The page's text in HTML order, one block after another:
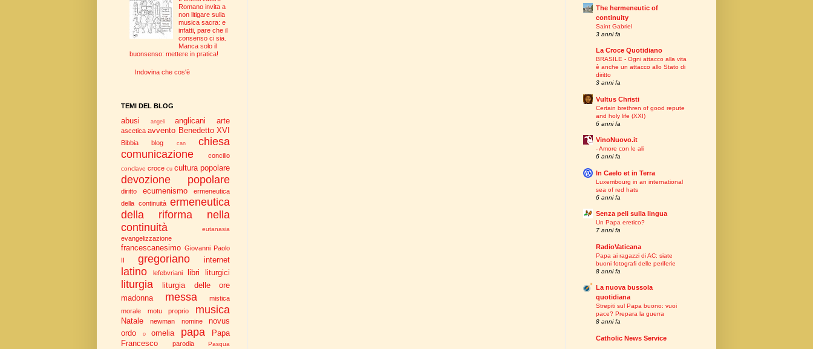
Romano invita a
non litigare sulla
musica sacra: e
infatti, pare che il
consenso ci sia.
Manca solo il
buonsenso: mettere in pratica!
Indovina che cos'è
TEMI DEL BLOG
abusi angeli anglicani arte
ascetica avvento Benedetto XVI
Bibbia blog can
chiesa
comunicazione
concilio
conclave croce cu cultura popolare
devozione popolare
diritto ecumenismo
ermeneutica
della continuità ermeneutica
della riforma nella
continuità
eutanasia
evangelizzazione
francescanesimo Giovanni Paolo
II
gregoriano internet
latino lefebvriani libri liturgici
liturgia
liturgia delle ore
madonna
messa
mistica
morale
motu proprio musica
Natale newman nomine
novus
ordo
o omelia papa
Papa
Francesco
parodia Pasqua
The hermeneutic of
continuity
Saint Gabriel
3 anni fa
La Croce Quotidiano
BRASILE - Ogni attacco alla vita
è anche un attacco allo Stato di
diritto
3 anni fa
Vultus Christi
Certain brethren of good repute
and holy life (XXI)
6 anni fa
VinoNuovo.it
- Amore con le ali
6 anni fa
In Caelo et in Terra
Luxembourg in an international
sea of red hats
6 anni fa
Senza peli sulla lingua
Un Papa eretico?
7 anni fa
RadioVaticana
Papa ai ragazzi di AC: siate
buoni fotografi delle periferie
8 anni fa
La nuova bussola
quotidiana
Strepiti sul Papa buono: vuoi
pace? Prepara la guerra
8 anni fa
Catholic News Service